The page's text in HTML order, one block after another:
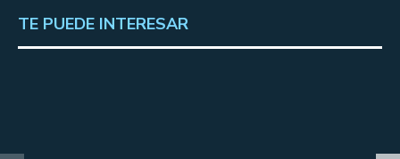
TE PUEDE INTERESAR